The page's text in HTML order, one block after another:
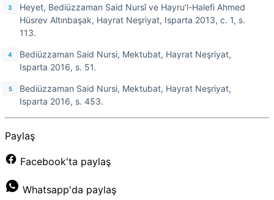
Heyet, Bediüzzaman Said Nursî ve Hayru’l-Halefi Ahmed
Hüsrev Altınbaşak, Hayrat Neşriyat, Isparta 2013, c. 1, s.
113.
Bediüzzaman Said Nursi, Mektubat, Hayrat Neşriyat,
Isparta 2016, s. 51.
Bediüzzaman Said Nursi, Mektubat, Hayrat Neşriyat,
Isparta 2016, s. 453.
Paylaş
Facebook'ta paylaş
Whatsapp'da paylaş